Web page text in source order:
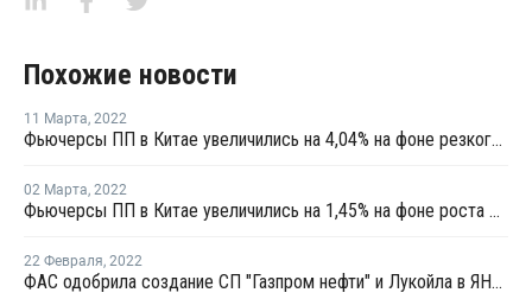
Похожие новости
11 Марта, 2022
Фьючерсы ПП в Китае увеличились на 4,04% на фоне резкого роста фьючерсов сырой нефти
02 Марта, 2022
Фьючерсы ПП в Китае увеличились на 1,45% на фоне роста фьючерсов сырой нефти
22 Февраля, 2022
ФАС одобрила создание СП "Газпром нефти" и Лукойла в ЯНАО